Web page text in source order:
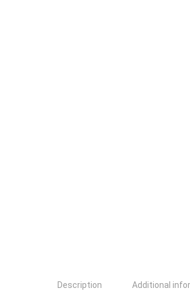
Description Additional